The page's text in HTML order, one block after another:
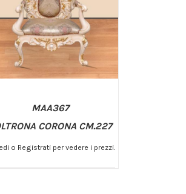
MAA367
CORONA CM.227
o Registrati per vedere i prezzi.